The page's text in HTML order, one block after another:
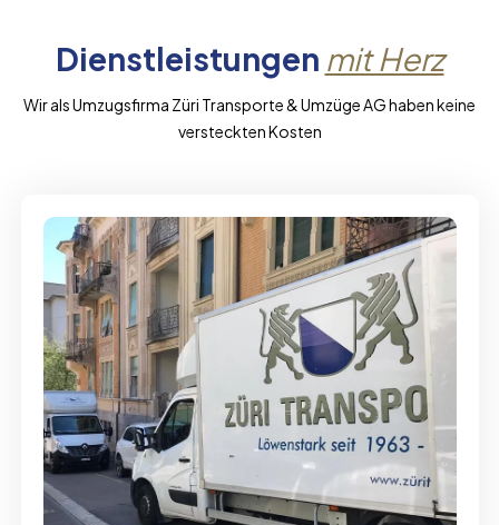
Dienstleistungen mit Herz
Wir als Umzugsfirma Züri Transporte & Umzüge AG haben keine
versteckten Kosten